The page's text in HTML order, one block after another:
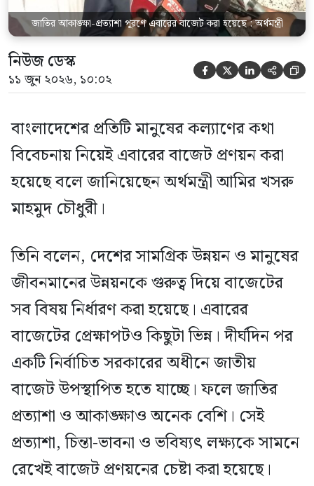
জাতির আকাঙ্ক্ষা-প্রত্যাশা পূরণে এবারের বাজেট করা হয়েছে : অর্থমন্ত্রী
নিউজ ডেস্ক
১১ জুন ২০২৬, ১০:০২     
বাংলাদেশের প্রতিটি মানুষের কল্যাণের কথা
বিবেচনায় নিয়েই এবারের বাজেট প্রণয়ন করা
হয়েছে বলে জানিয়েছেন অর্থমন্ত্রী আমির খসরু
মাহমুদ চৌধুরী।
তিনি বলেন, দেশের সামগ্রিক উন্নয়ন ও মানুষের
জীবনমানের উন্নয়নকে গুরুত্ব দিয়ে বাজেটের
সব বিষয় নির্ধারণ করা হয়েছে। এবারের
বাজেটের প্রেক্ষাপটও কিছুটা ভিন্ন। দীর্ঘদিন পর
একটি নির্বাচিত সরকারের অধীনে জাতীয়
বাজেট উপস্থাপিত হতে যাচ্ছে। ফলে জাতির
প্রত্যাশা ও আকাঙ্ক্ষাও অনেক বেশি। সেই
প্রত্যাশা, চিন্তা-ভাবনা ও ভবিষ্যৎ লক্ষ্যকে সামনে
রেখেই বাজেট প্রণয়নের চেষ্টা করা হয়েছে।